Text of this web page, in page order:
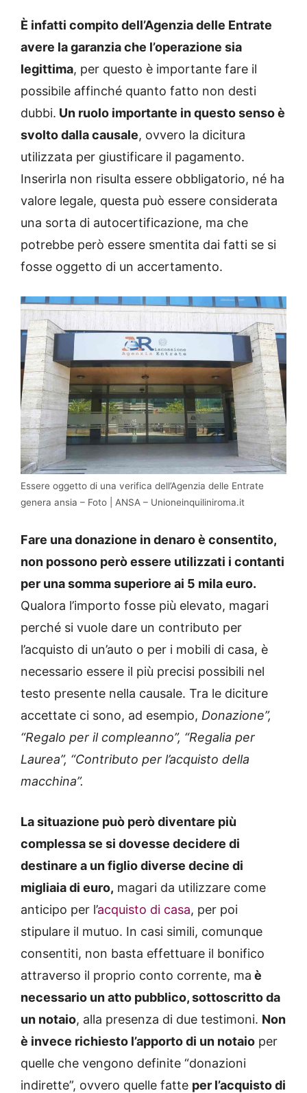
È infatti compito dell’Agenzia delle Entrate
avere la garanzia che l’operazione sia
legittima, per questo è importante fare il
possibile affinché quanto fatto non desti
dubbi. Un ruolo importante in questo senso è
svolto dalla causale, ovvero la dicitura
utilizzata per giustificare il pagamento.
Inserirla non risulta essere obbligatorio, né ha
valore legale, questa può essere considerata
una sorta di autocertificazione, ma che
potrebbe però essere smentita dai fatti se si
fosse oggetto di un accertamento.
Essere oggetto di una verifica dell’Agenzia delle Entrate
genera ansia – Foto | ANSA – Unioneinquiliniroma.it
Fare una donazione in denaro è consentito,
non possono però essere utilizzati i contanti
per una somma superiore ai 5 mila euro.
Qualora l’importo fosse più elevato, magari
perché si vuole dare un contributo per
l’acquisto di un’auto o per i mobili di casa, è
necessario essere il più precisi possibili nel
testo presente nella causale. Tra le diciture
accettate ci sono, ad esempio, Donazione”,
“Regalo per il compleanno”, “Regalia per
Laurea”, “Contributo per l’acquisto della
macchina”.
La situazione può però diventare più
complessa se si dovesse decidere di
destinare a un figlio diverse decine di
migliaia di euro, magari da utilizzare come
anticipo per l’acquisto di casa, per poi
stipulare il mutuo. In casi simili, comunque
consentiti, non basta effettuare il bonifico
attraverso il proprio conto corrente, ma è
necessario un atto pubblico, sottoscritto da
un notaio, alla presenza di due testimoni. Non
è invece richiesto l’apporto di un notaio per
quelle che vengono definite “donazioni
indirette”, ovvero quelle fatte per l’acquisto di